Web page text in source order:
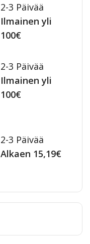
2-3 Päivää
Ilmainen yli
100€
2-3 Päivää
Ilmainen yli
100€
2-3 Päivää
Alkaen 15,19€